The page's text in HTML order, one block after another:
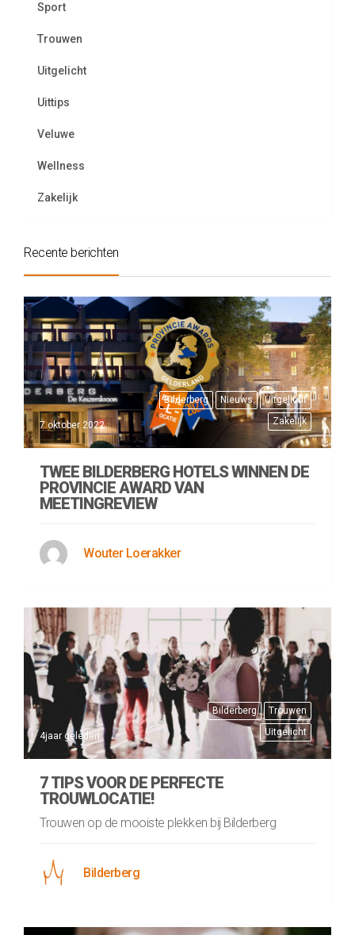
Sport
Trouwen
Uitgelicht
Uittips
Veluwe
Wellness
Zakelijk
Recente berichten
Bilderberg Nieuws
Uitgelicht
Zakelijk
7 oktober 2022
TWEE BILDERBERG HOTELS WINNEN DE
PROVINCIE AWARD VAN
MEETINGREVIEW
Wouter Loerakker
Bilderberg
Trouwen
Uitgelicht
4jaar geleden
7 TIPS VOOR DE PERFECTE
TROUWLOCATIE!
Trouwen op de mooiste plekken bij Bilderberg
Bilderberg